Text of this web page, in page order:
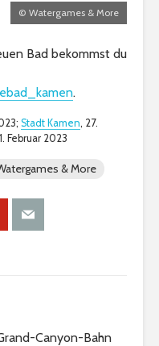
© Watergames & More
Bad bekommst du
.
Stadt Kamen, 27.
Februar 2023
& More
Canyon-Bahn